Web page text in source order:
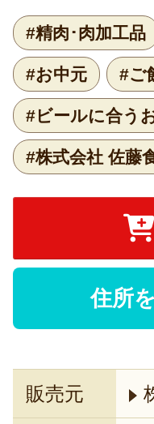
#精肉･肉加工品
#お中元 #ご
#ビールに合う
#株式会社 佐藤
住所
販売元